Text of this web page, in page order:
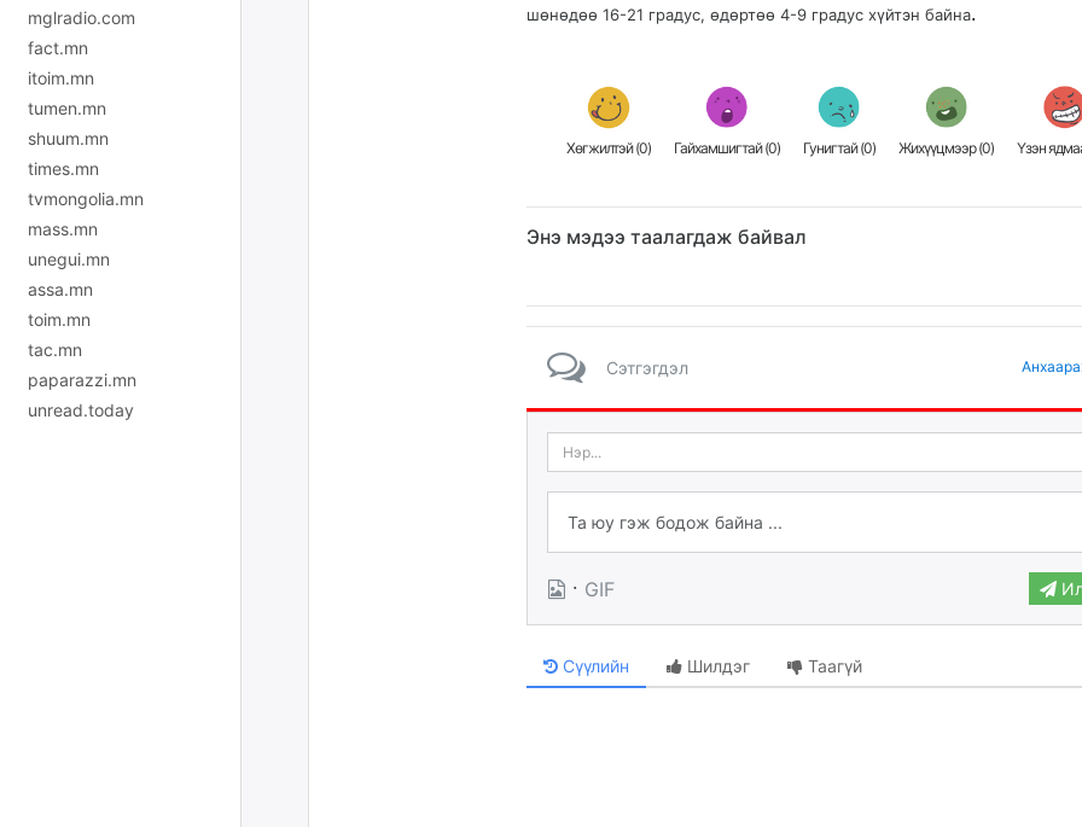
mglradio.com
fact.mn
itoim.mn
tumen.mn
shuum.mn
times.mn
tvmongolia.mn
mass.mn
unegui.mn
assa.mn
toim.mn
tac.mn
paparazzi.mn
unread.today
шөнөдөө 16-21 градус, өдөртөө 4-9 градус хүйтэн байна.
Хөгжилтэй (0) Гайхамшигтай (0) Гунигтай (0) Жихүүцмээр (0) Үзэн
Энэ мэдээ таалагдаж байвал
Сэтгэгдэл
· GIF
Сүүлийн Шилдэг Таагүй